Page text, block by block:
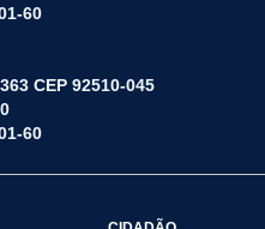
60
CEP 92510-045
60